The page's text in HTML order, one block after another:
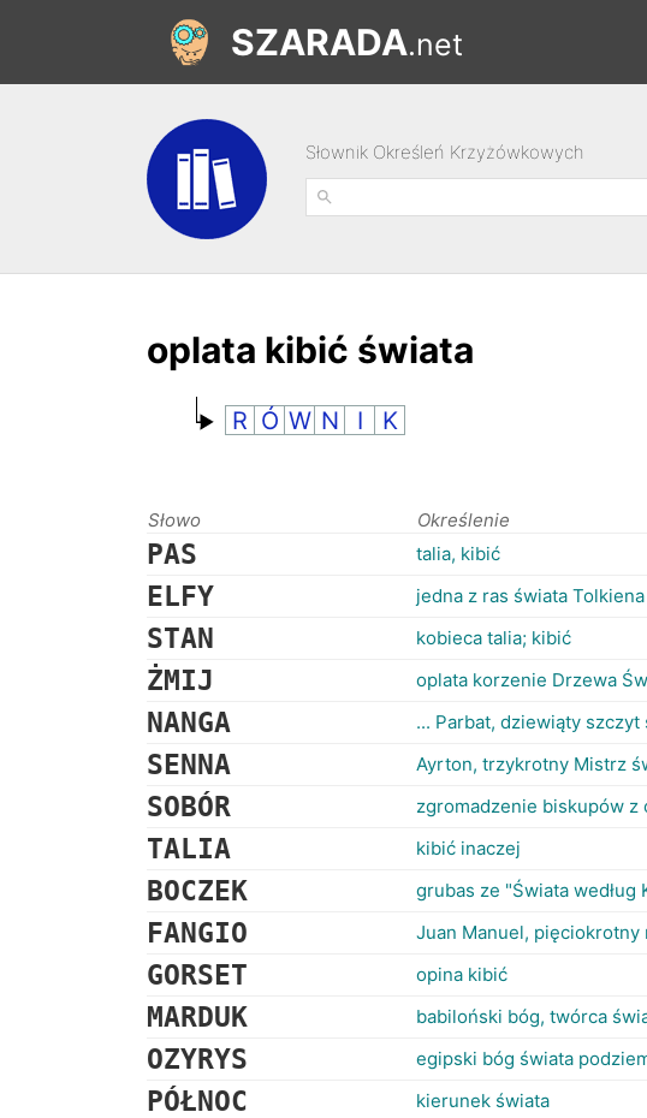
SZARADA.net
Słownik Określeń Krzyżówkowych
oplata kibić świata
R Ó W N I K
Słowo Określenie
PAS talia, kibić
ELFY jedna z ras świata Tolkiena
STAN kobieca talia; kibić
ŻMIJ oplata korzenie Drzewa
NANGA ... Parbat, dziewiąty szczyt
SENNA Ayrton, trzykrotny Mistrz
SOBÓR zgromadzenie biskupów z
TALIA kibić inaczej
BOCZEK grubas ze "Świata według
FANGIO Juan Manuel, pięciokrotny
GORSET opina kibić
MARDUK babiloński bóg, twórca
OZYRYS egipski bóg świata
PÓŁNOC kierunek świata